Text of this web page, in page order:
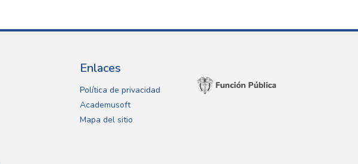
Enlaces
Política de privacidad
Academusoft
Mapa del sitio